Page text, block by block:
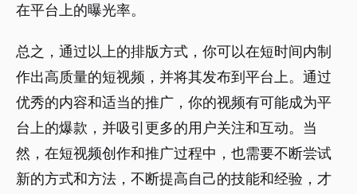
在平台上的曝光率。
总之，通过以上的排版方式，你可以在短时间内制
作出高质量的短视频，并将其发布到平台上。通过
优秀的内容和适当的推广，你的视频有可能成为平
台上的爆款，并吸引更多的用户关注和互动。当
然，在短视频创作和推广过程中，也需要不断尝试
新的方式和方法，不断提高自己的技能和经验，才